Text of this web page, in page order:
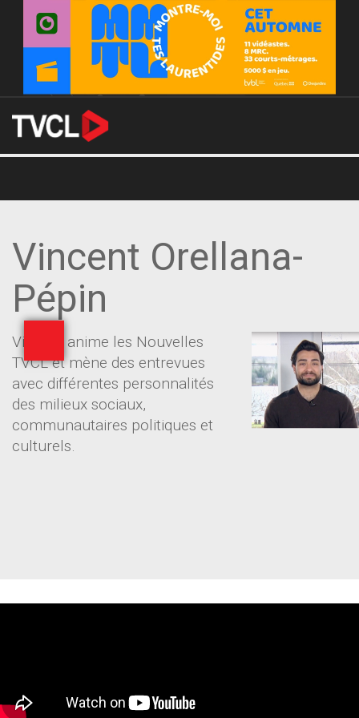
Vincent Orellana-
Pépin
Vincent anime les Nouvelles
TVCL et mène des entrevues
avec différentes personnalités
des milieux sociaux,
communautaires politiques et
culturels.